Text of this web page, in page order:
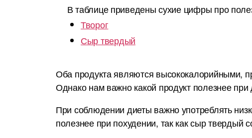
В таблице приведены сухие цифры про
Творог
Сыр твердый
Оба продукта являются высококалорийными,
Однако нам важно какой продукт полезнее
При соблюдении диеты важно употреблять
полезнее при похудении, так как сыр твердый